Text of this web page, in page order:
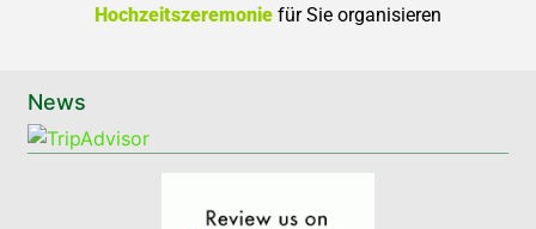
Hochzeitszeremonie für Sie organisieren
News